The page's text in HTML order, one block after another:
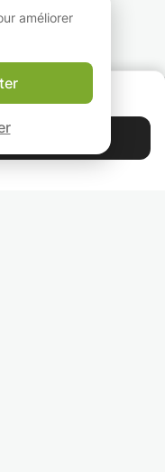
et des
améliorer